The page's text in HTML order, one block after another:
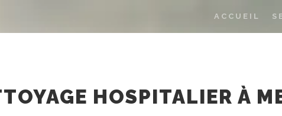
ACCUEIL
HOSPITALIER À